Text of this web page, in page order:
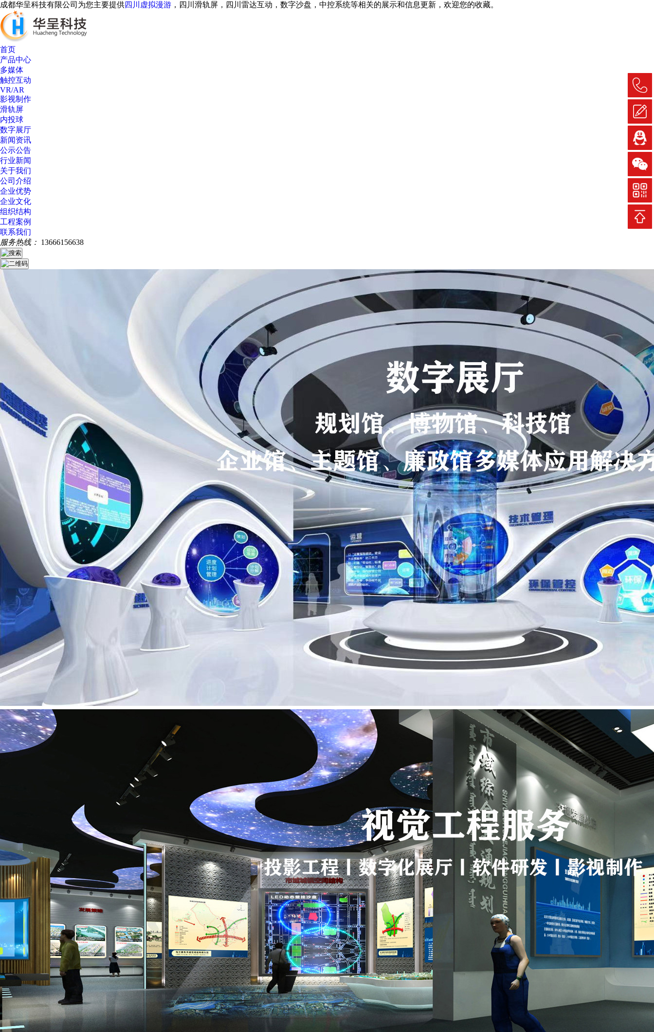
成都华呈科技有限公司为您主要提供四川虚拟漫游 ，四川滑轨屏，四川雷达互动，数字沙盘，中控系统等相关的展示和信息更新，欢迎您的收藏。
首页
产品中心
多媒体
触控互动
VR/AR
影视制作
滑轨屏
内投球
数字展厅
新闻资讯
公示公告
行业新闻
关于我们
公司介绍
企业优势
企业文化
组织结构
工程案例
联系我们
服务热线： 13666156638
AI客服